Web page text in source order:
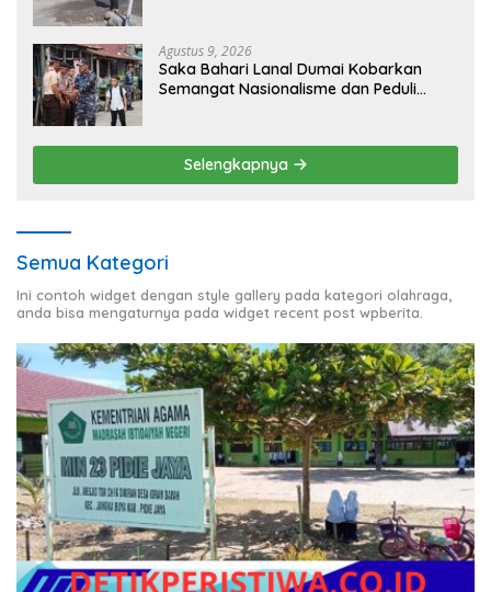
Agustus 9, 2026
Saka Bahari Lanal Dumai Kobarkan
Semangat Nasionalisme dan Peduli
Selengkapnya
Semua Kategori
Ini contoh widget dengan style gallery pada kategori olahraga,
anda bisa mengaturnya pada widget recent post wpberita.